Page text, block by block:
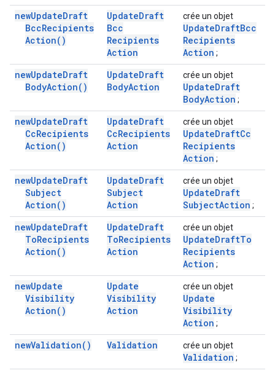
newUpdateDraft
BccRecipients
Action( )
UpdateDraft
Bcc
Recipients
Action
crée un objet
UpdateDraftBcc
Recipients
Action ;
newUpdateDraft
BodyAction( )
UpdateDraft
BodyAction
crée un objet
UpdateDraft
BodyAction ;
newUpdateDraft
CcRecipients
Action( )
UpdateDraft
CcRecipients
Action
crée un objet
UpdateDraftCc
Recipients
Action ;
newUpdateDraft
Subject
Action( )
UpdateDraft
Subject
Action
crée un objet
UpdateDraft
SubjectAction ;
newUpdateDraft
ToRecipients
Action( )
UpdateDraft
ToRecipients
Action
crée un objet
UpdateDraftTo
Recipients
Action ;
newUpdate
Visibility
Action( )
Update
Visibility
Action
crée un objet
Update
Visibility
Action ;
newValidation( ) Validation crée un objet
Validation ;